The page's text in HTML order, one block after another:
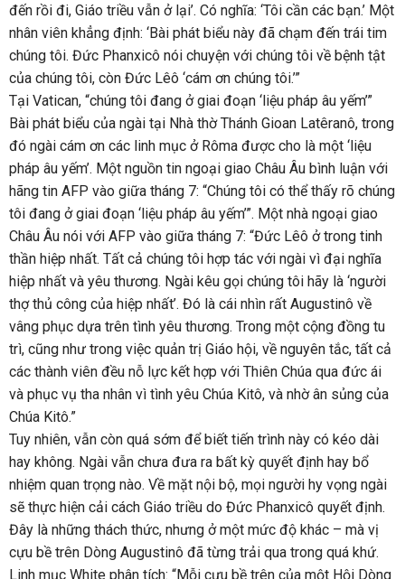
đến rồi đi, Giáo triều vẫn ở lại’. Có nghĩa: ‘Tôi cần các bạn.’ Một
nhân viên khẳng định: ‘Bài phát biểu này đã chạm đến trái tim
chúng tôi. Đức Phanxicô nói chuyện với chúng tôi về bệnh tật
của chúng tôi, còn Đức Lêô ‘cám ơn chúng tôi.’”
Tại Vatican, “chúng tôi đang ở giai đoạn ‘liệu pháp âu yếm’”
Bài phát biểu của ngài tại Nhà thờ Thánh Gioan Latêranô, trong
đó ngài cám ơn các linh mục ở Rôma được cho là một ‘liệu
pháp âu yếm’. Một nguồn tin ngoại giao Châu Âu bình luận với
hãng tin AFP vào giữa tháng 7: “Chúng tôi có thể thấy rõ chúng
tôi đang ở giai đoạn ‘liệu pháp âu yếm’”. Một nhà ngoại giao
Châu Âu nói với AFP vào giữa tháng 7: “Đức Lêô ở trong tinh
thần hiệp nhất. Tất cả chúng tôi hợp tác với ngài vì đại nghĩa
hiệp nhất và yêu thương. Ngài kêu gọi chúng tôi hãy là ‘người
thợ thủ công của hiệp nhất’. Đó là cái nhìn rất Augustinô về
vâng phục dựa trên tình yêu thương. Trong một cộng đồng tu
trì, cũng như trong việc quản trị Giáo hội, về nguyên tắc, tất cả
các thành viên đều nỗ lực kết hợp với Thiên Chúa qua đức ái
và phục vụ tha nhân vì tình yêu Chúa Kitô, và nhờ ân sủng của
Chúa Kitô.”
Tuy nhiên, vẫn còn quá sớm để biết tiến trình này có kéo dài
hay không. Ngài vẫn chưa đưa ra bất kỳ quyết định hay bổ
nhiệm quan trọng nào. Về mặt nội bộ, mọi người hy vọng ngài
sẽ thực hiện cải cách Giáo triều do Đức Phanxicô quyết định.
Đây là những thách thức, nhưng ở một mức độ khác – mà vị
cựu bề trên Dòng Augustinô đã từng trải qua trong quá khứ.
Linh mục White phân tích: “Mỗi cựu bề trên của một Hội Dòng